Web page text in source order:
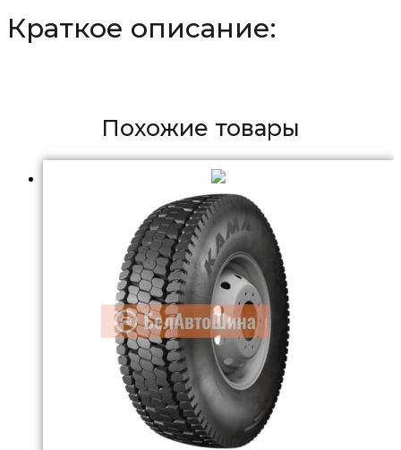
Краткое описание:
Похожие товары